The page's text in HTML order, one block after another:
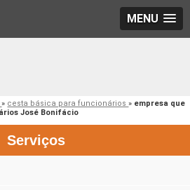
MENU
» cesta básica para funcionários» empresa que
José Bonifácio
Serviços